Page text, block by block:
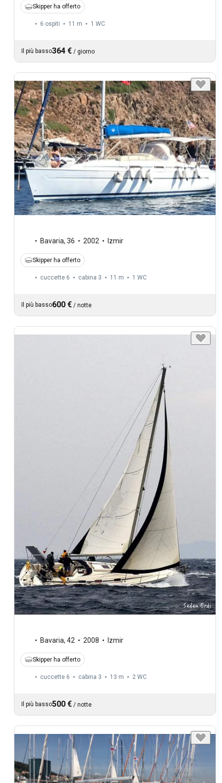
Skipper ha offerto
6 ospiti 11 m 1 WC
Il più basso364 € / giorno
Bavaria, 36 2002 Izmir
Skipper ha offerto
cuccette 6 cabina 3 11 m 1 WC
Il più basso600 € / notte
Bavaria, 42 2008 Izmir
Skipper ha offerto
cuccette 6 cabina 3 13 m 2 WC
Il più basso500 € / notte